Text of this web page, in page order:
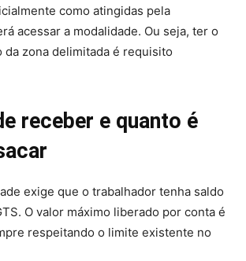
como atingidas pela
acessar a modalidade. Ou seja, ter o
zona delimitada é requisito
receber e quanto é
exige que o trabalhador tenha saldo
O valor máximo liberado por conta é
respeitando o limite existente no